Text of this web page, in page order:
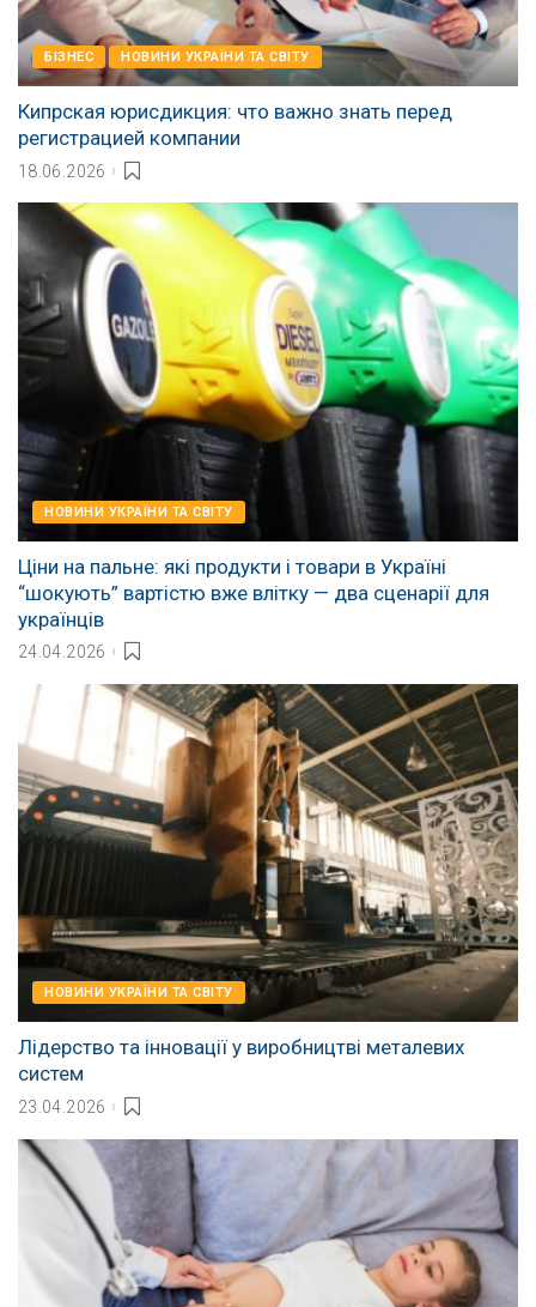
БІЗНЕС НОВИНИ УКРАЇНИ ТА СВІТУ
Кипрская юрисдикция: что важно знать перед
регистрацией компании
18.06.2026
НОВИНИ УКРАЇНИ ТА СВІТУ
Ціни на пальне: які продукти і товари в Україні
“шокують” вартістю вже влітку — два сценарії для
українців
24.04.2026
НОВИНИ УКРАЇНИ ТА СВІТУ
Лідерство та інновації у виробництві металевих
систем
23.04.2026